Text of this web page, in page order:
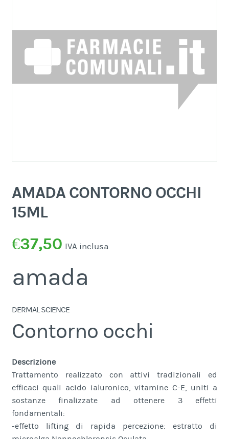
AMADA CONTORNO OCCHI
15ML
€37,50 IVA inclusa
amada
DERMAL SCIENCE
Contorno occhi
Descrizione
Trattamento realizzato con attivi tradizionali ed
efficaci quali acido ialuronico, vitamine C-E, uniti a
sostanze finalizzate ad ottenere 3 effetti
fondamentali:
-effetto lifting di rapida percezione: estratto di